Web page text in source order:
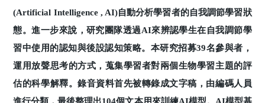
(Artificial Intelligence , AI)自動分析學習者的自我調節學習狀
態。進一步來說，研究團隊透過AI來辨認學生在自我調節學
習中使用的認知與後設認知策略。本研究招募39名參與者，
運用放聲思考的方式，蒐集學習者對兩個生物學習主題的評
估的科學解釋。錄音資料首先被轉錄成文字稿，由編碼人員
進行分類，最後整理出104個文本用來訓練AI模型。AI模型基